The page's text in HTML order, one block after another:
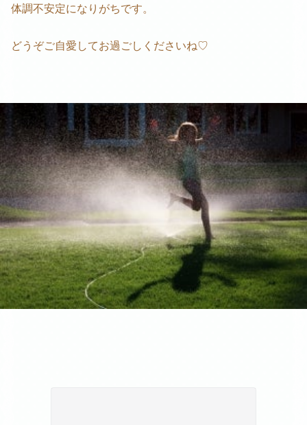
体調不安定になりがちです。
どうぞご自愛してお過ごしくださいね♡